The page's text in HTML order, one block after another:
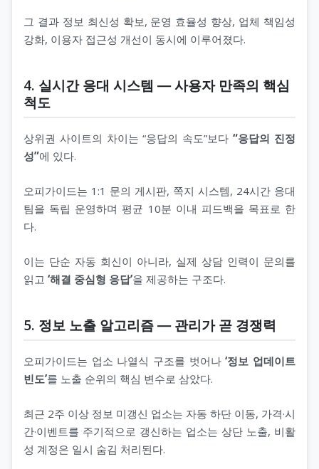
그 결과 정보 최신성 확보, 운영 효율성 향상, 업체 책임성
강화, 이용자 접근성 개선이 동시에 이루어졌다.
4. 실시간 응대 시스템 ― 사용자 만족의 핵심
척도
상위권 사이트의 차이는 “응답의 속도”보다“응답의 진정
성”에 있다.
오피가이드는 1:1 문의 게시판, 쪽지 시스템, 24시간 응대
팀을 독립 운영하며 평균 10분 이내 피드백을 목표로 한
다.
이는 단순 자동 회신이 아니라, 실제 상담 인력이 문의를
읽고 ‘해결 중심형 응답’을 제공하는 구조다.
5. 정보 노출 알고리즘 ― 관리가 곧 경쟁력
오피가이드는 업소 나열식 구조를 벗어나‘정보 업데이트
빈도’를 노출 순위의 핵심 변수로 삼았다.
최근 2주 이상 정보 미갱신 업소는 자동 하단 이동, 가격·시
간·이벤트를 주기적으로 갱신하는 업소는 상단 노출, 비활
성 계정은 일시 숨김 처리된다.